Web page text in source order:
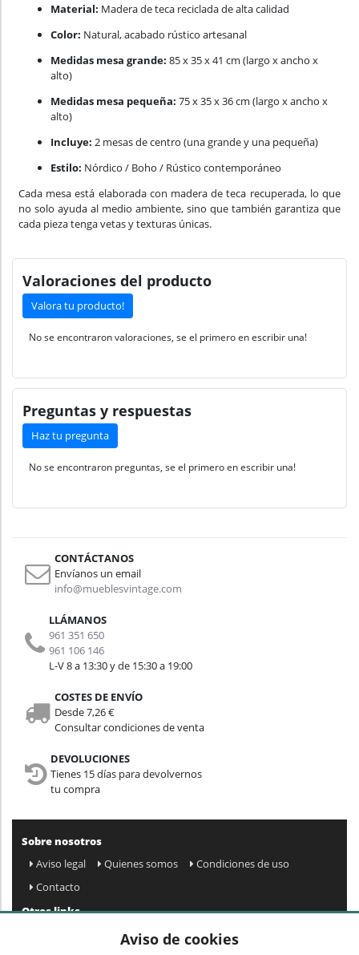
Material: Madera de teca reciclada de alta calidad
Color: Natural, acabado rústico artesanal
Medidas mesa grande: 85 x 35 x 41 cm (largo x ancho x
alto)
Medidas mesa pequeña: 75 x 35 x 36 cm (largo x ancho x
alto)
Incluye: 2 mesas de centro (una grande y una pequeña)
Estilo: Nórdico / Boho / Rústico contemporáneo
Cada mesa está elaborada con madera de teca recuperada, lo que
no solo ayuda al medio ambiente, sino que también garantiza que
cada pieza tenga vetas y texturas únicas.
Valoraciones del producto
Valora tu producto!
No se encontraron valoraciones, se el primero en escribir una!
Preguntas y respuestas
Haz tu pregunta
No se encontraron preguntas, se el primero en escribir una!
CONTÁCTANOS
Envíanos un email
info@mueblesvintage.com
LLÁMANOS
961 351 650
961 106 146
L-V 8 a 13:30 y de 15:30 a 19:00
COSTES DE ENVÍO
Desde 7,26 €
Consultar condiciones de venta
DEVOLUCIONES
Tienes 15 días para devolvernos
tu compra
Sobre nosotros
Aviso legal
Quienes somos
Condiciones de uso
Contacto
Otros links
Preguntas frecuentes
Mi cuenta
Aviso de cookies